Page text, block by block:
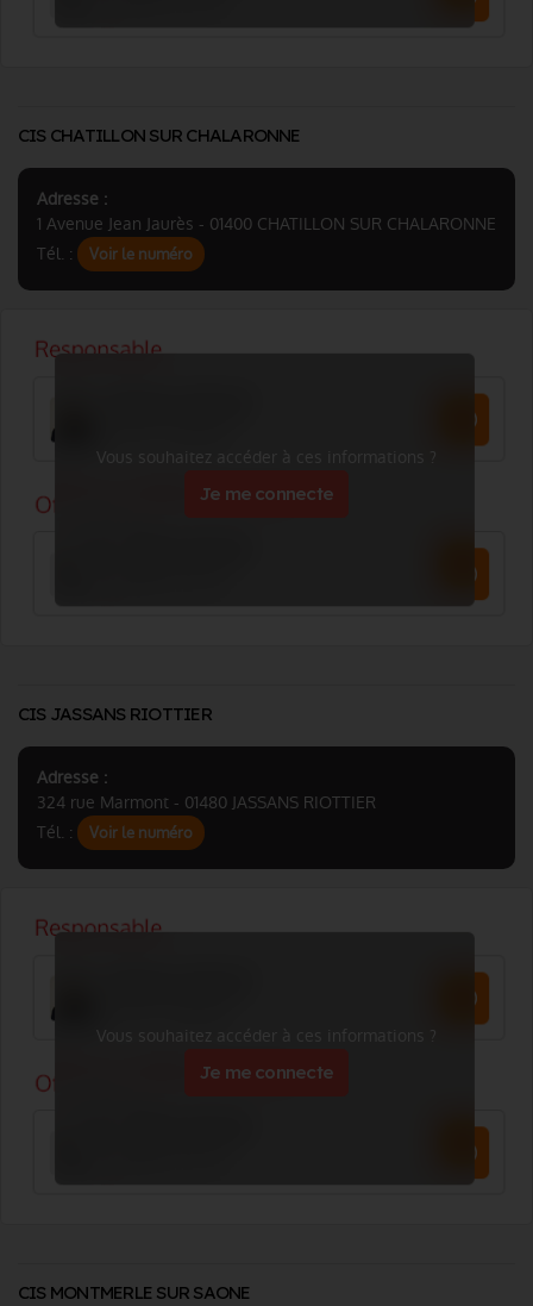
CIS CHATILLON SUR CHALARONNE
Adresse :
1 Avenue Jean Jaurès - 01400 CHATILLON SUR CHALARONNE
Tél. :
Voir le numéro
Vous souhaitez accéder à ces informations ?
Je me connecte
CIS JASSANS RIOTTIER
Adresse :
324 rue Marmont - 01480 JASSANS RIOTTIER
Tél. :
Voir le numéro
Vous souhaitez accéder à ces informations ?
Je me connecte
CIS MONTMERLE SUR SAONE